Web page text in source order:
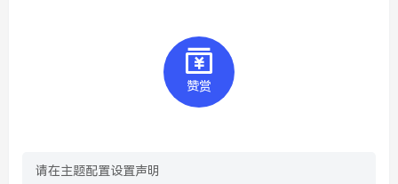
赞赏
请在主题配置设置声明